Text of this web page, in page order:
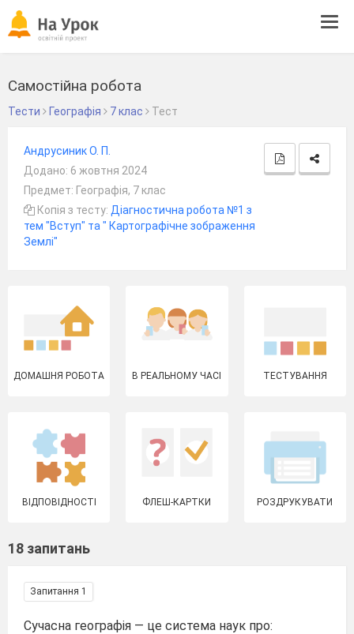
Самостійна робота
Тести Географія 7 клас Тест
Андрусиник O. П.
Додано: 6 жовтня 2024
Предмет: Географія, 7 клас
Копія з тесту: Діагностична робота №1 з
тем "Вступ" та " Картографічне зображення
Землі"
ДОМАШНЯ РОБОТА В РЕАЛЬНОМУ ЧАСІ ТЕСТУВАННЯ
ВІДПОВІДНОСТІ ФЛЕШ-КАРТКИ РОЗДРУКУВАТИ
18 запитань
Запитання 1
Сучасна географія — це система наук про: